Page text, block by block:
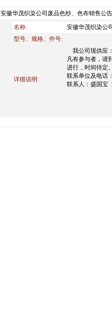
安徽华茂织染公司废品色纱、色布销售公告
名称:
安徽华茂织染公
型号、规格、件号:
详细说明 :
我公司现供应
凡有参与者，请
进行，时间待定
联系单位及电话
联系人：盛国宝